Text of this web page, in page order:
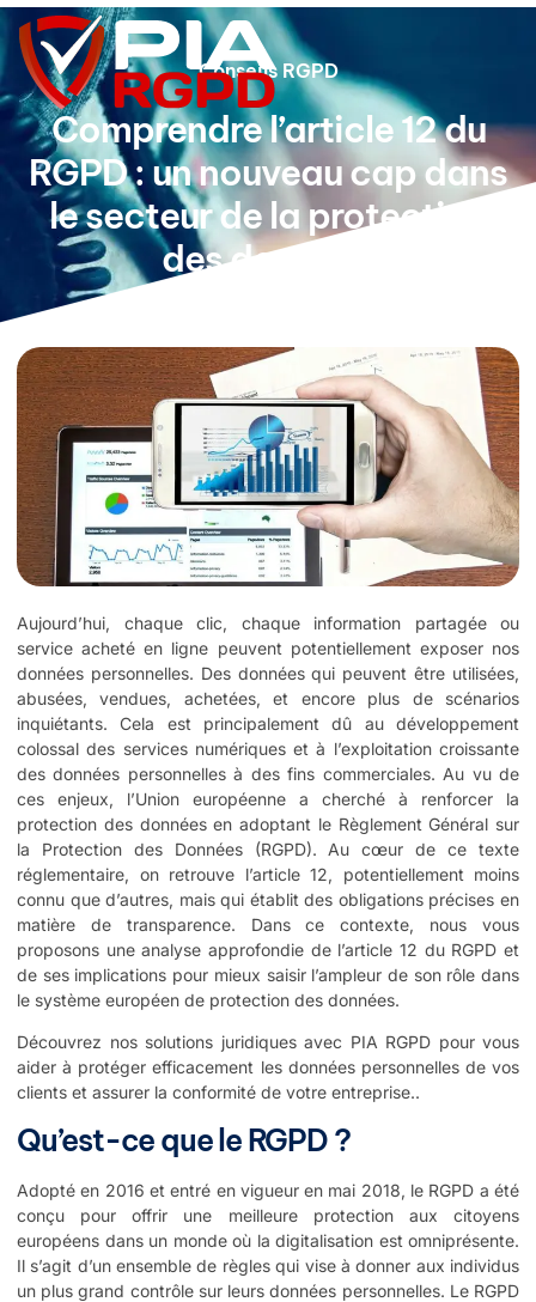
Conseils RGPD
Comprendre l’article 12 du
RGPD : un nouveau cap dans
le secteur de la protection
des données
Aujourd’hui, chaque clic, chaque information partagée ou
service acheté en ligne peuvent potentiellement exposer nos
données personnelles. Des données qui peuvent être utilisées,
abusées, vendues, achetées, et encore plus de scénarios
inquiétants. Cela est principalement dû au développement
colossal des services numériques et à l’exploitation croissante
des données personnelles à des fins commerciales. Au vu de
ces enjeux, l’Union européenne a cherché à renforcer la
protection des données en adoptant le Règlement Général sur
la Protection des Données (RGPD). Au cœur de ce texte
réglementaire, on retrouve l’article 12, potentiellement moins
connu que d’autres, mais qui établit des obligations précises en
matière de transparence. Dans ce contexte, nous vous
proposons une analyse approfondie de l’article 12 du RGPD et
de ses implications pour mieux saisir l’ampleur de son rôle dans
le système européen de protection des données.
Découvrez nos solutions juridiques avec PIA RGPD pour vous
aider à protéger efficacement les données personnelles de vos
clients et assurer la conformité de votre entreprise..
Qu’est-ce que le RGPD ?
Adopté en 2016 et entré en vigueur en mai 2018, le RGPD a été
conçu pour offrir une meilleure protection aux citoyens
européens dans un monde où la digitalisation est omniprésente.
Il s’agit d’un ensemble de règles qui vise à donner aux individus
un plus grand contrôle sur leurs données personnelles. Le RGPD